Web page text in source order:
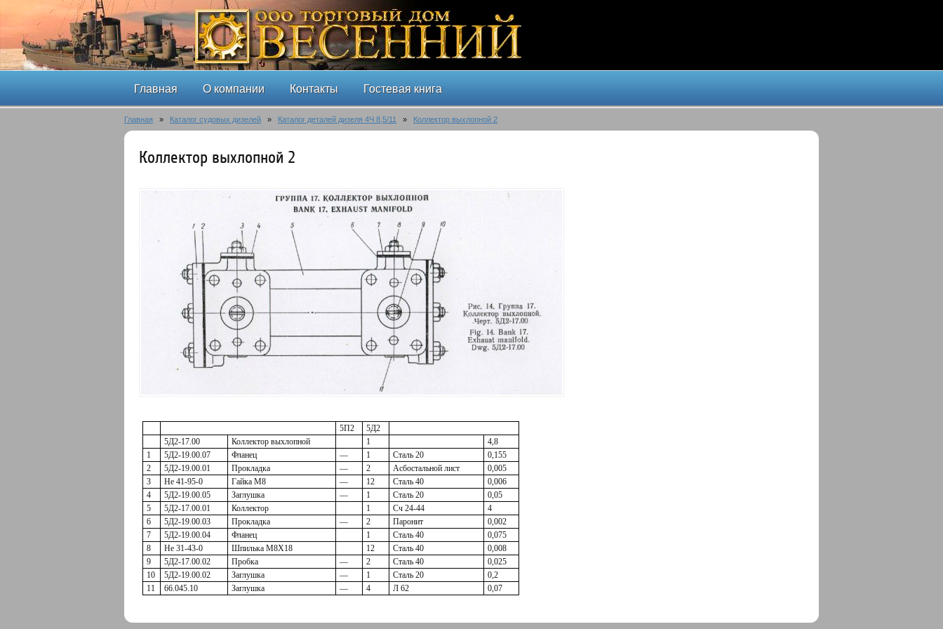
Главная О компании Контакты Гостевая книга
Главная » Каталог судовых дизелей » Каталог деталей дизеля 4Ч 8,5/11 » Коллектор выхлопной 2
Коллектор выхлопной 2
5П2
5Д2
5Д2-17.00
Коллектор выхлопной 1
4,8
1
5Д2-19.00.07 Фланец — 1 Сталь 20
0,155
2
5Д2-19.00.01 Прокладка — 2 Асбостальной лист
0,005
3
Не 41-95-0 Гайка М8 — 12 Сталь 40
0,006
4
5Д2-19.00.05 Заглушка — 1 Сталь 20
0,05
5
5Д2-17.00.01 Коллектор 1 Сч 24-44
4
6
5Д2-19.00.03 Прокладка — 2 Паронит
0,002
7
5Д2-19.00.04 Фланец 1 Сталь 40
0,075
8
Не 31-43-0 Шпилька М8Х18 12 Сталь 40
0,008
9
5Д2-17.00.02 Пробка — 2 Сталь 40
0,025
10
5Д2-19.00.02 Заглушка — 1 Сталь 20
0,2
11
66.045.10 Заглушка — 4 Л 62 0,07